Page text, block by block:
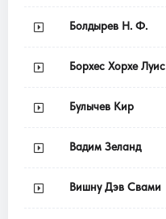
Болдырев Н. Ф.
Борхес Хорхе Луис
Булычев Кир
Вадим Зеланд
Вишну Дэв Свами